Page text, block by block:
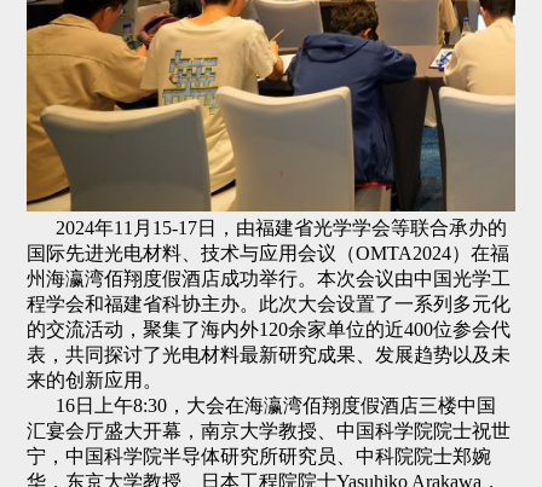
2024年11月15-17日，由福建省光学学会等联合承办的
国际先进光电材料、技术与应用会议（OMTA2024）在福
州海瀛湾佰翔度假酒店成功举行。本次会议由中国光学工
程学会和福建省科协主办。此次大会设置了一系列多元化
的交流活动，聚集了海内外120余家单位的近400位参会代
表，共同探讨了光电材料最新研究成果、发展趋势以及未
来的创新应用。
16日上午8:30，大会在海瀛湾佰翔度假酒店三楼中国
汇宴会厅盛大开幕，南京大学教授、中国科学院院士祝世
宁，中国科学院半导体研究所研究员、中科院院士郑婉
华，东京大学教授、日本工程院院士Yasuhiko Arakawa，